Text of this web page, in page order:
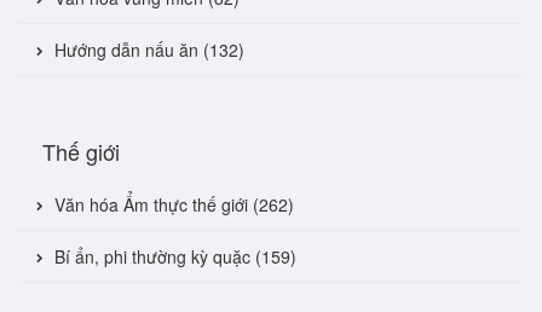
Hướng dẫn nấu ăn (132)
Thế giới
Văn hóa Ẩm thực thế giới (262)
Bí ẩn, phi thường kỳ quặc (159)